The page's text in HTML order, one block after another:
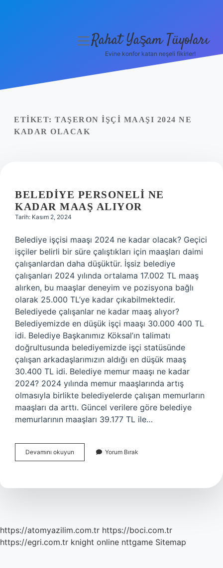
Yasal Uyarı
menüyü
Rahat Yaşam Tüyoları
Evine konfor katan neşeli fikirler!
ETIKET: TAŞERON IŞÇI MAAŞI 2024 NE
KADAR OLACAK
BELEDIYE PERSONELI NE
KADAR MAAŞ ALIYOR
Tarih: Kasım 2, 2024
Belediye işçisi maaşı 2024 ne kadar olacak? Geçici
işçiler belirli bir süre çalıştıkları için maaşları daimi
çalışanlardan daha düşüktür. İşsiz belediye
çalışanları 2024 yılında ortalama 17.002 TL maaş
alırken, bu maaşlar deneyim ve pozisyona bağlı
olarak 25.000 TL’ye kadar çıkabilmektedir.
Belediyede çalışanlar ne kadar maaş alıyor?
Belediyemizde en düşük işçi maaşı 30.000 400 TL
idi. Belediye Başkanımız Köksal’ın talimatı
doğrultusunda belediyemizde işçi statüsünde
çalışan arkadaşlarımızın aldığı en düşük maaş
30.400 TL idi. Belediye memur maaşı ne kadar
2024? 2024 yılında memur maaşlarında artış
olmasıyla birlikte belediyelerde çalışan memurların
maaşları da arttı. Güncel verilere göre belediye
memurlarının maaşları 39.177 TL ile…
Devamını okuyun Belediye
Personeli
Maaş
Yorum Bırak
https://atomyazilim.com.tr https://boci.com.tr
https://egri.com.tr knight online nttgame Sitemap